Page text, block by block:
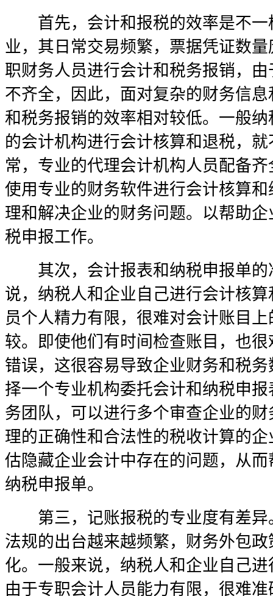
首先，会计和报税的效率是不一
业，其日常交易频繁，票据凭证数
职财务人员进行会计和税务报销，
不齐全，因此，面对复杂的财务信
和税务报销的效率相对较低。一般
的会计机构进行会计核算和退税，
常，专业的代理会计机构人员配备
使用专业的财务软件进行会计核算
理和解决企业的财务问题。以帮助
税申报工作。
其次，会计报表和纳税申报单的
说，纳税人和企业自己进行会计核
员个人精力有限，很难对会计账目
较。即使他们有时间检查账目，也
错误，这很容易导致企业财务和税
择一个专业机构委托会计和纳税申
务团队，可以进行多个审查企业的
理的正确性和合法性的税收计算的
估隐藏企业会计中存在的问题，从
纳税申报单。
第三，记账报税的专业度有差异
法规的出台越来越频繁，财务外包
化。一般来说，纳税人和企业自己
由于专职会计人员能力有限，很难